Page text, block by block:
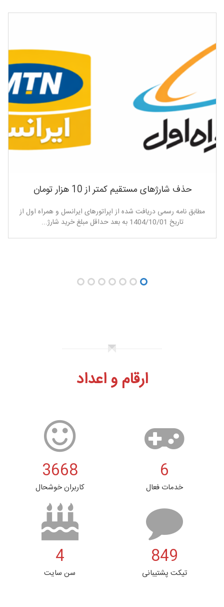
افزایش قیمت بسته های اینترنتی
آرشیو تراکنش های قدیمی
با توجه به افزایش حجم دیتابیس سایت و به جهت...
افزایش تعرفه استعلام قبض
باتوجه به افزایش تعرفه استعلام قبض از سمت شرکت های...
تغییر لوگو همراه اول
قطعی سرویس های همراه اول
از تاریخ 17 فروردین ماه 1404 حوالی ساعت 18 سرویس...
حذف شارژهای مستقیم کمتر از 20 هزار تومان
حذف شارژهای مستقیم کمتر از 10 هزار تومان
مطابق نامه رسمی دریافت شده از اپراتورهای ایرانسل و همراه اول از
تاریخ 1404/10/01 به بعد حداقل مبلغ خرید شارژ...
ارقام و اعداد
3668
کاربران خوشحال
6
خدمات فعال
4
سن سایت
849
تیکت پشتیبانی